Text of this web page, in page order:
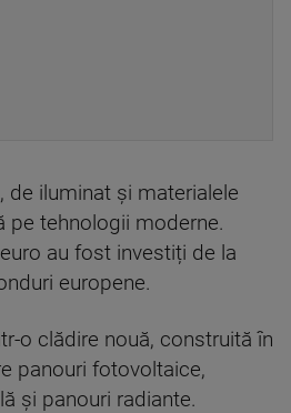
de iluminat și materialele
pe tehnologii moderne.
au fost investiți de la
europene.
o clădire nouă, construită în
panouri fotovoltaice,
și panouri radiante.